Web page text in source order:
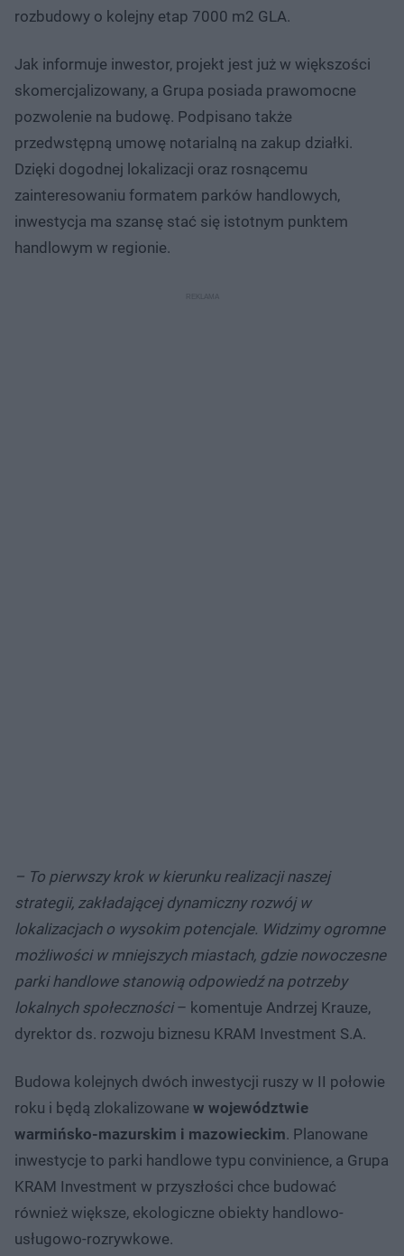
rozbudowy o kolejny etap 7000 m2 GLA.
Jak informuje inwestor, projekt jest już w większości
skomercjalizowany, a Grupa posiada prawomocne
pozwolenie na budowę. Podpisano także
przedwstępną umowę notarialną na zakup działki.
Dzięki dogodnej lokalizacji oraz rosnącemu
zainteresowaniu formatem parków handlowych,
inwestycja ma szansę stać się istotnym punktem
handlowym w regionie.
– To pierwszy krok w kierunku realizacji naszej
strategii, zakładającej dynamiczny rozwój w
lokalizacjach o wysokim potencjale. Widzimy ogromne
możliwości w mniejszych miastach, gdzie nowoczesne
parki handlowe stanowią odpowiedź na potrzeby
lokalnych społeczności– komentuje Andrzej Krauze,
dyrektor ds. rozwoju biznesu KRAM Investment S.A.
Budowa kolejnych dwóch inwestycji ruszy w II połowie
roku i będą zlokalizowane w województwie
warmińsko-mazurskim i mazowieckim. Planowane
inwestycje to parki handlowe typu convinience, a Grupa
KRAM Investment w przyszłości chce budować
również większe, ekologiczne obiekty handlowo-
usługowo-rozrywkowe.